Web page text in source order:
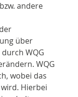
andere
über
durch WQG
WQG
wobei das
Hierbei